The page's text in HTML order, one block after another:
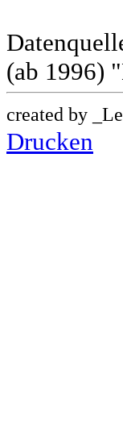
(ab 1996)
created by
Drucken